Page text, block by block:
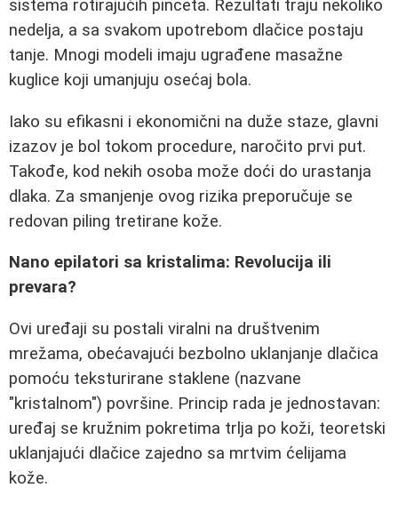
sistema rotirajućih pinceta. Rezultati traju nekoliko
nedelja, a sa svakom upotrebom dlačice postaju
tanje. Mnogi modeli imaju ugrađene masažne
kuglice koji umanjuju osećaj bola.
Iako su efikasni i ekonomični na duže staze, glavni
izazov je bol tokom procedure, naročito prvi put.
Takođe, kod nekih osoba može doći do urastanja
dlaka. Za smanjenje ovog rizika preporučuje se
redovan piling tretirane kože.
Nano epilatori sa kristalima: Revolucija ili
prevara?
Ovi uređaji su postali viralni na društvenim
mrežama, obećavajući bezbolno uklanjanje dlačica
pomoću teksturirane staklene (nazvane
"kristalnom") površine. Princip rada je jednostavan:
uređaj se kružnim pokretima trlja po koži, teoretski
uklanjajući dlačice zajedno sa mrtvim ćelijama
kože.